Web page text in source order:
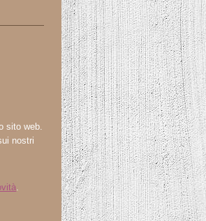
sito web.
nostri